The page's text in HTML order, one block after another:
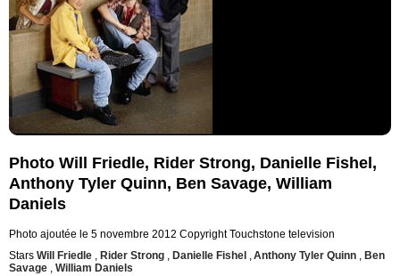
Photo Will Friedle, Rider Strong, Danielle Fishel,
Anthony Tyler Quinn, Ben Savage, William
Daniels
Photo ajoutée le 5 novembre 2012 Copyright Touchstone television
Stars Will Friedle , Rider Strong , Danielle Fishel ,Anthony Tyler Quinn , Ben
Savage , William Daniels